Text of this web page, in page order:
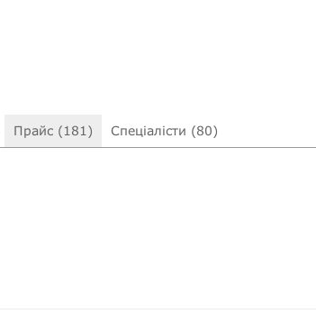
Прайс (181) Спеціалісти (80)